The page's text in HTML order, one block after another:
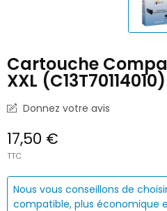
Cartouche
XXL
Donnez votre avis
17,50 €
TTC
Nous vous conseillons de
compatible, plus économique